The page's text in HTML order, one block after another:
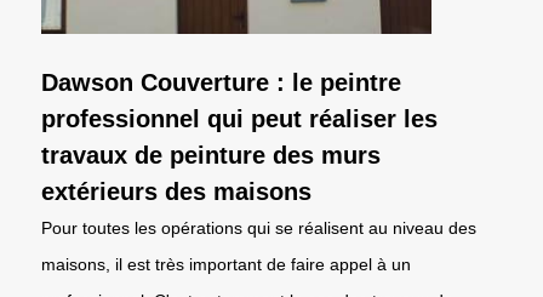
Dawson Couverture : le peintre
professionnel qui peut réaliser les
travaux de peinture des murs
extérieurs des maisons
Pour toutes les opérations qui se réalisent au niveau des
maisons, il est très important de faire appel à un